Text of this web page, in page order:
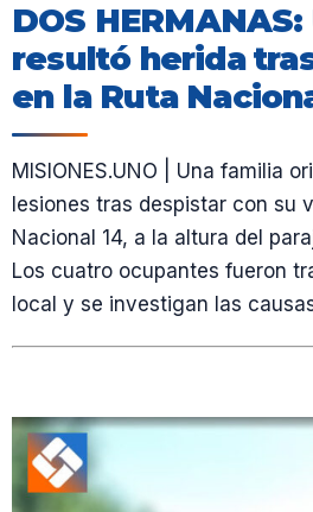
DOS
resultó herida
en la Ruta
MISIONES.UNO | Una familia
lesiones tras despistar con su
Nacional 14, a la altura del
Los cuatro ocupantes fueron
local y se investigan las